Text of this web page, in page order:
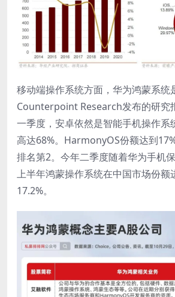
移动端操作系统方面，华为鸿蒙系统
Counterpoint Research发布的研究
一季度，安卓依然是智能手机操作系
高达68%。HarmonyOS份额达到
排名第2。今年二季度随着华为手机
上半年鸿蒙操作系统在中国市场份额
17.2%。